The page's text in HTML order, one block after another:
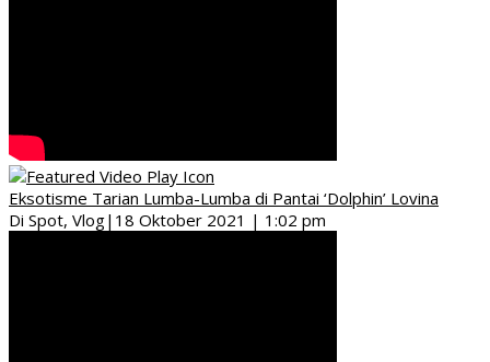
Eksotisme Tarian Lumba-Lumba di Pantai ‘Dolphin’ Lovina
Di Spot, Vlog| 18 Oktober 2021 | 1:02 pm